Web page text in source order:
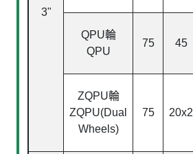
3"
QPU輪
QPU
75 45
ZQPU輪
ZQPU(Dual
Wheels)
75 20x2